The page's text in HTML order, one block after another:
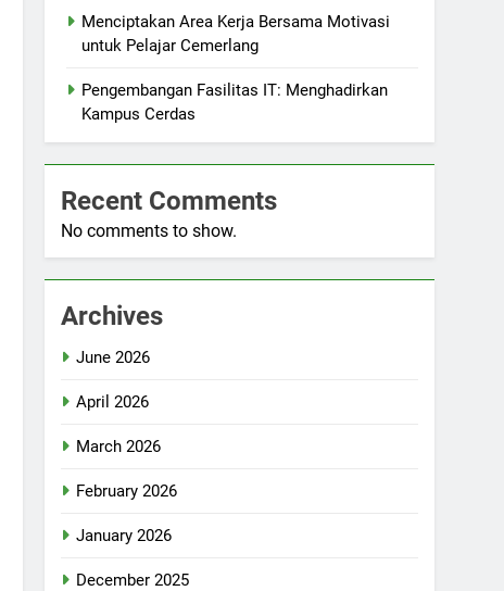
Menciptakan Area Kerja Bersama Motivasi
untuk Pelajar Cemerlang
Pengembangan Fasilitas IT: Menghadirkan
Kampus Cerdas
Recent Comments
No comments to show.
Archives
June 2026
April 2026
March 2026
February 2026
January 2026
December 2025